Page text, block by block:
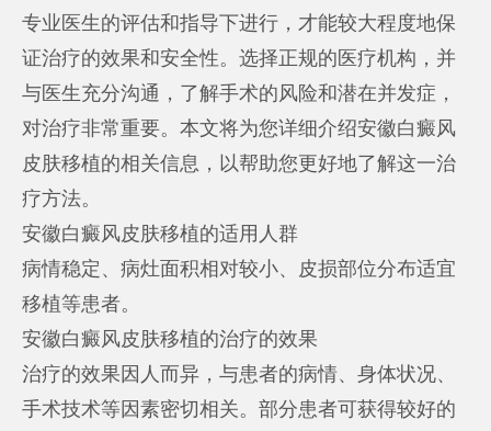
专业医生的评估和指导下进行，才能较大程度地保
证治疗的效果和安全性。选择正规的医疗机构，并
与医生充分沟通，了解手术的风险和潜在并发症，
对治疗非常重要。本文将为您详细介绍安徽白癜风
皮肤移植的相关信息，以帮助您更好地了解这一治
疗方法。
安徽白癜风皮肤移植的适用人群
病情稳定、病灶面积相对较小、皮损部位分布适宜
移植等患者。
安徽白癜风皮肤移植的治疗的效果
治疗的效果因人而异，与患者的病情、身体状况、
手术技术等因素密切相关。部分患者可获得较好的